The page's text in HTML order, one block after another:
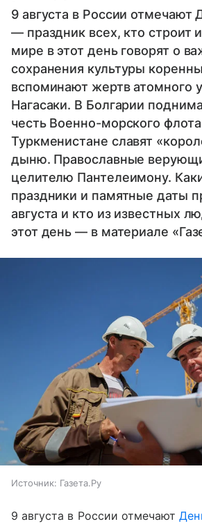
9 августа в России отмечают
— праздник всех, кто строит
мире в этот день говорят о
сохранения культуры
вспоминают жертв атомного
Нагасаки. В Болгарии
честь Военно-морского
Туркменистане славят
дыню. Православные
целителю Пантелеимону.
праздники и памятные даты
августа и кто из известных
этот день — в материале
Источник: Газета.Ру
9 августа в России отмечают